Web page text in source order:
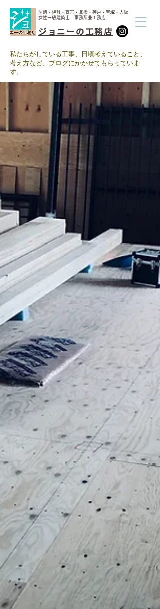
ジョニーの工務店
尼崎・伊丹・西宮・北摂・神戸・宝塚・大阪
女性一級建築士 事務所兼工務店
​私たちがしている工事、日頃考えていること、
考え方など、ブログにかかせてもらっていま
す。